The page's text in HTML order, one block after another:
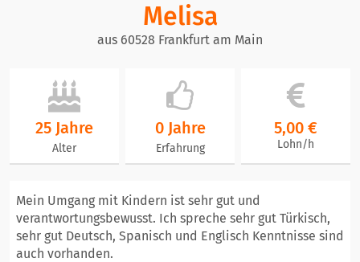
Melisa
aus 60528 Frankfurt am Main
25 Jahre
Alter
0 Jahre
Erfahrung
5,00 €
Lohn/h
Mein Umgang mit Kindern ist sehr gut und
verantwortungsbewusst. Ich spreche sehr gut Türkisch,
sehr gut Deutsch, Spanisch und Englisch Kenntnisse sind
auch vorhanden.